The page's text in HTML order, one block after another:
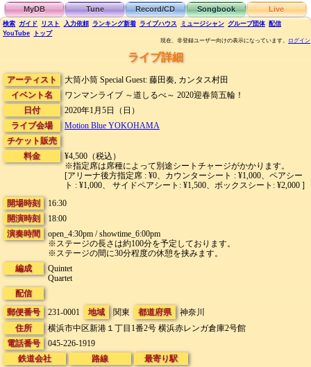
MyDB Tune Record/CD Songbook Live
検索 ガイド リスト 入力依頼 ランキング新着 ライブハウス ミュージシャン グループ団体 配信
YouTube
トップ
現在、非登録ユーザー向けの表示になっています。 ログイン
ライブ詳細
アーティスト
大筒小筒 Special Guest: 藤田奏, カンタス村田
イベント名
ワンマンライブ ～道しるべ～ 2020迎春筒五輪！
日付
2020年1月5日（日）
ライブ会場
Motion Blue YOKOHAMA
チケット販売
料金
¥4,500（税込）
※指定席は席種によって別途シートチャージがかかります。
[アリーナ後方指定席 : ¥0、カウンターシート : ¥1,000、ペアシー
ト : ¥1,000、 サイドペアシート: ¥1,500、ボックスシート: ¥2,000 ]
開場時刻
16:30
開演時刻
18:00
演奏時間
open_4:30pm / showtime_6:00pm
※ステージの長さは約100分を予定しております。
※ステージの間に30分程度の休憩を挟みます。
編成
Quintet
Quartet
配信
郵便番号
231-0001 地域 関東 都道府県
神奈川
住所
横浜市中区新港１丁目1番2号 横浜赤レンガ倉庫2号館
電話番号
045-226-1919
鉄道会社
路線
最寄り駅